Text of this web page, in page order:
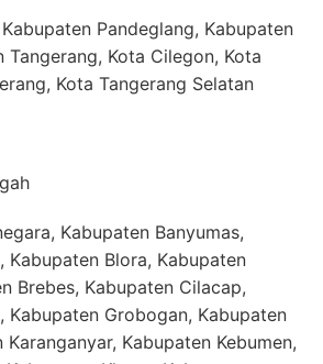
Pandeglang, Kabupaten
Tangerang, Kota Cilegon, Kota
Kota Tangerang Selatan
Kabupaten Banyumas,
Kabupaten Blora, Kabupaten
Brebes, Kabupaten Cilacap,
Kabupaten Grobogan, Kabupaten
Kabupaten Kebumen,